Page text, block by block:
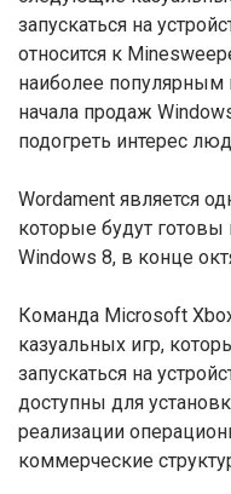
запускаться на
относится к
наиболее популярным
начала продаж
подогреть интерес
Wordament является
которые будут
Windows 8, в конце
Команда Microsoft
казуальных игр,
запускаться на
доступны для
реализации
коммерческие